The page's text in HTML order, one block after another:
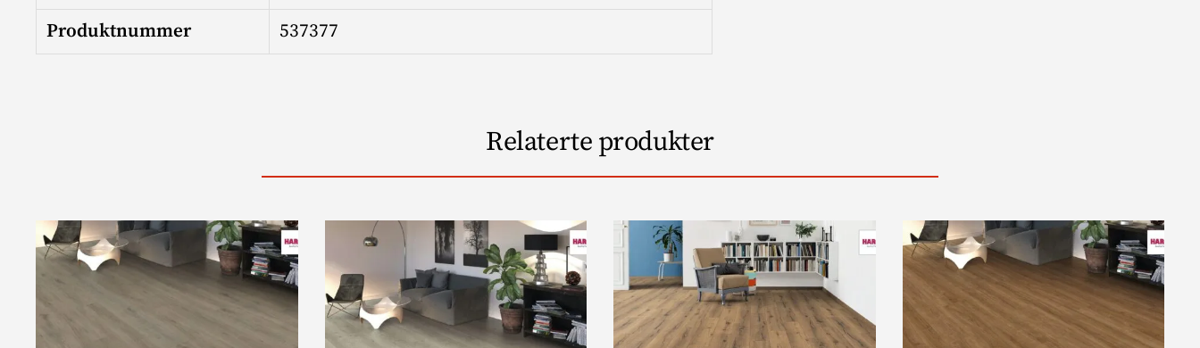
Produktnummer
537377
Relaterte produkter